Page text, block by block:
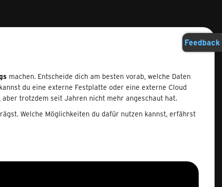
machen. Entscheide dich am besten vorab, welche Daten
du eine externe Festplatte oder eine externe Cloud
trotzdem seit Jahren nicht mehr angeschaut hat.
Welche Möglichkeiten du dafür nutzen kannst, erfährst
Feedback